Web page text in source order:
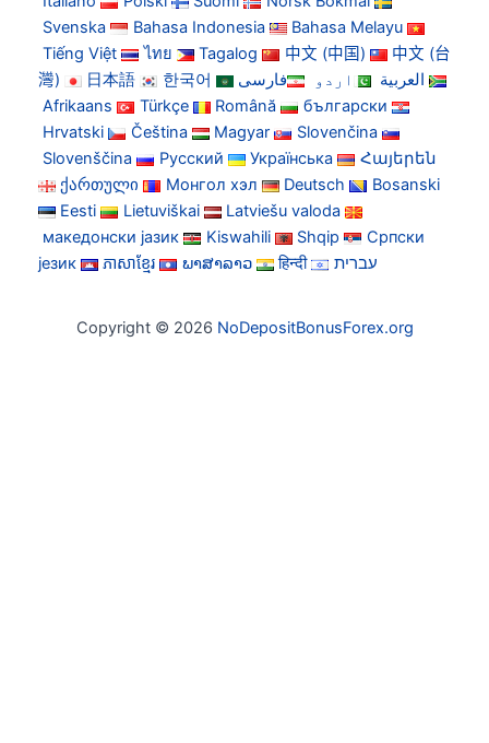
Svenska
Bahasa Indonesia
Bahasa Melayu
Tiếng Việt
ไทย Tagalog 中文 (中国)
中文 (台
灣)
日本語 한국어 العربية اردو
فارسی
Afrikaans
Türkçe Română
български
Hrvatski
Čeština Magyar
Slovenčina
Slovenščina
Русский Українська
Հայերեն
ქართული
Монгол хэл Deutsch
Bosanski
Eesti
Lietuviškai
Latviešu valoda
македонски јазик
Kiswahili Shqip
Српски
језик
ភាសាខ្មែរ ພາສາລາວ हिन्दी עברית
Copyright © 2026 NoDepositBonusForex.org